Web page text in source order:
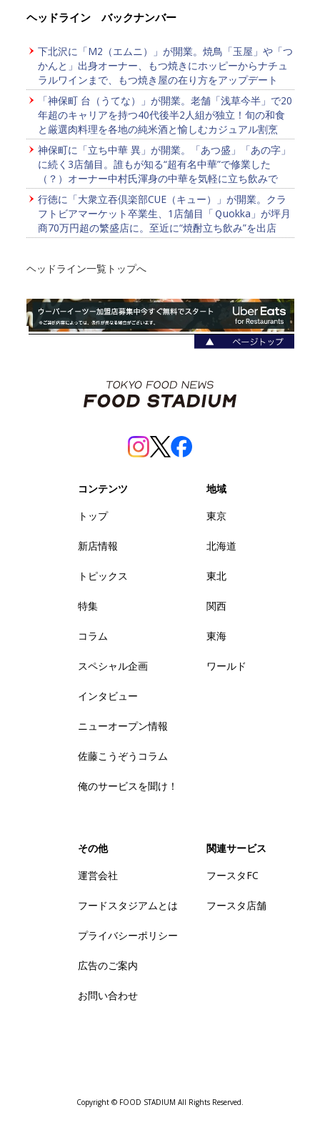
ヘッドライン バックナンバー
下北沢に「M2（エムニ）」が開業。焼鳥「玉屋」や「つ
かんと」出身オーナー、もつ焼きにホッピーからナチュ
ラルワインまで、もつ焼き屋の在り方をアップデート
「神保町 台（うてな）」が開業。老舗「浅草今半」で20
年超のキャリアを持つ40代後半2人組が独立！旬の和食
と厳選肉料理を各地の純米酒と愉しむカジュアル割烹
神保町に「立ち中華 異」が開業。「あつ盛」「あの字」
に続く3店舗目。誰もが知る“超有名中華”で修業した
（？）オーナー中村氏渾身の中華を気軽に立ち飲みで
行徳に「大衆立吞倶楽部CUE（キュー）」が開業。クラ
フトビアマーケット卒業生、1店舗目「Ｑuokka」が坪月
商70万円超の繁盛店に。至近に“焼酎立ち飲み”を出店
ヘッドライン一覧トップへ
コンテンツ
トップ
新店情報
トピックス
特集
コラム
スペシャル企画
インタビュー
ニューオープン情報
佐藤こうぞうコラム
俺のサービスを聞け！
地域
東京
北海道
東北
関西
東海
ワールド
その他
運営会社
フードスタジアムとは
プライバシーポリシー
広告のご案内
お問い合わせ
関連サービス
フースタFC
フースタ店舗
Copyright © FOOD STADIUM All Rights Reserved.